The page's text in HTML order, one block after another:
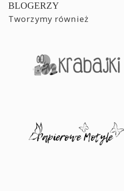
BLOGERZY
Tworzymy również